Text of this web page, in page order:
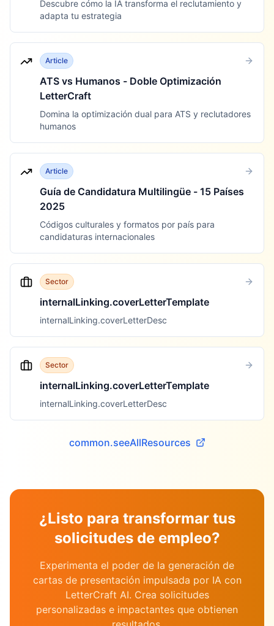
Descubre cómo la IA transforma el reclutamiento y
adapta tu estrategia
Article
ATS vs Humanos - Doble Optimización
LetterCraft
Domina la optimización dual para ATS y reclutadores
humanos
Article
Guía de Candidatura Multilingüe - 15 Países
2025
Códigos culturales y formatos por país para
candidaturas internacionales
Sector
internalLinking.coverLetterTemplate
internalLinking.coverLetterDesc
Sector
internalLinking.coverLetterTemplate
internalLinking.coverLetterDesc
common.seeAllResources
¿Listo para transformar tus
solicitudes de empleo?
Experimenta el poder de la generación de
cartas de presentación impulsada por IA con
LetterCraft AI. Crea solicitudes
personalizadas e impactantes que obtienen